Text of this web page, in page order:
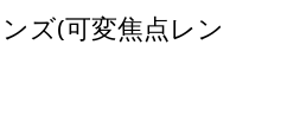
ズ(可変焦点レン